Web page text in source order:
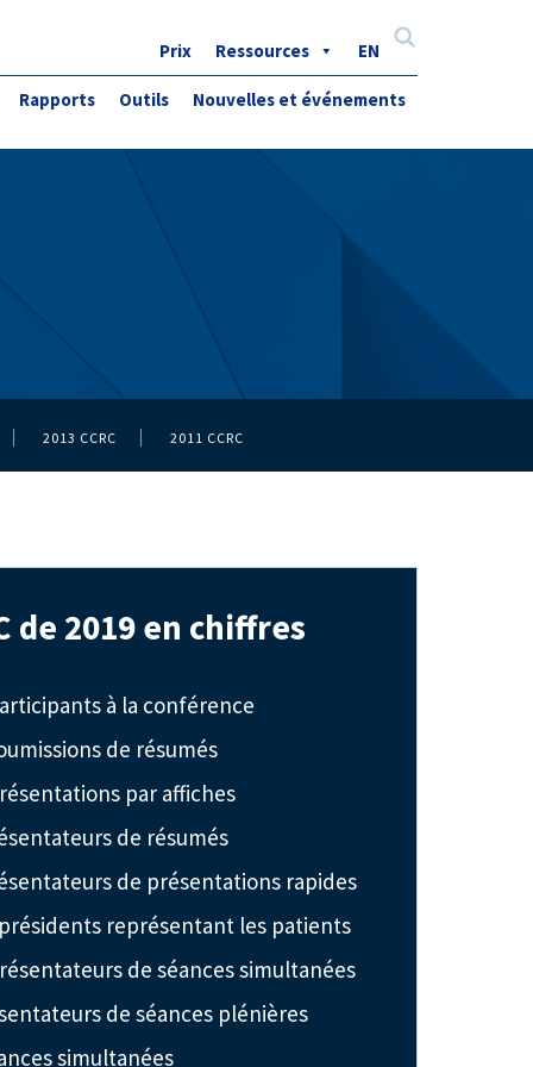
Prix Ressources EN
for:
Rapports Outils Nouvelles et événements
2013 CCRC 2011 CCRC
de 2019 en chiffres
à la conférence
de résumés
par affiches
de résumés
de présentations rapides
représentant les patients
de séances simultanées
de séances plénières
simultanées